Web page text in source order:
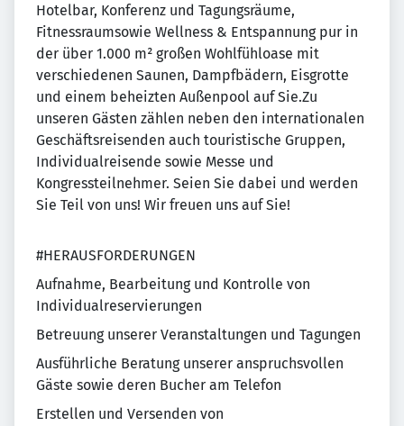
Hotelbar, Konferenz und Tagungsräume,
Fitnessraumsowie Wellness & Entspannung pur in
der über 1.000 m² großen Wohlfühloase mit
verschiedenen Saunen, Dampfbädern, Eisgrotte
und einem beheizten Außenpool auf Sie.Zu
unseren Gästen zählen neben den internationalen
Geschäftsreisenden auch touristische Gruppen,
Individualreisende sowie Messe und
Kongressteilnehmer. Seien Sie dabei und werden
Sie Teil von uns! Wir freuen uns auf Sie!
#HERAUSFORDERUNGEN
Aufnahme, Bearbeitung und Kontrolle von
Individualreservierungen
Betreuung unserer Veranstaltungen und Tagungen
Ausführliche Beratung unserer anspruchsvollen
Gäste sowie deren Bucher am Telefon
Erstellen und Versenden von